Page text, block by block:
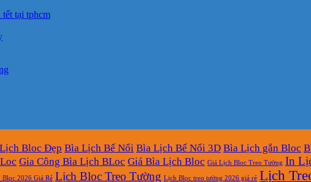
tại tphcm
Bloc Đẹp Bìa Lịch Bế Nổi Bìa Lịch Bế Nổi 3D Bìa Lịch gắn Bloc
Gia Công Bìa Lịch BLoc Giá Bìa Lịch Bloc Giá Lịch Bloc Treo Tường In
Bloc 2026 Giá Rẻ Lịch Bloc Treo Tường Lịch Bloc treo tường 2026 giá rẻ Lịch